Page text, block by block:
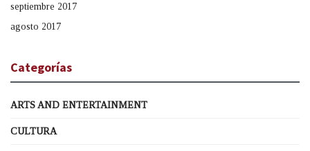
septiembre 2017
agosto 2017
Categorías
ARTS AND ENTERTAINMENT
CULTURA